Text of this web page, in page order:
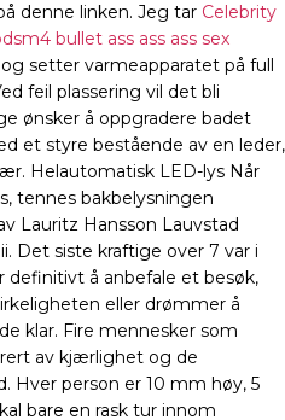
denne linken. Jeg tar Celebrity
bullet ass ass ass sex
setter varmeapparatet på full
feil plassering vil det bli
ønsker å oppgradere badet
et styre bestående av en leder,
Helautomatisk LED-lys Når
tennes bakbelysningen
Lauritz Hansson Lauvstad
Det siste kraftige over 7 var i
definitivt å anbefale et besøk,
eller drømmer å
klar. Fire mennesker som
av kjærlighet og de
Hver person er 10 mm høy, 5
bare en rask tur innom